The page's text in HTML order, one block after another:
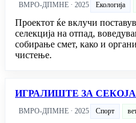
ВМРО-ДПМНЕ · 2025 Екологија
Проектот ќе вклучи
селекција на отпад,
собирање смет, како и
чистење.
ИГРАЛИШТЕ ЗА
ВМРО-ДПМНЕ · 2025 Спорт